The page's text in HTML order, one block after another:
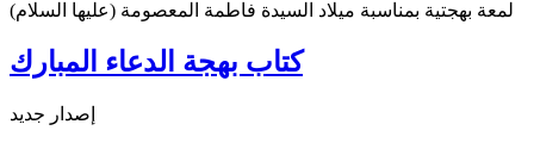
لمعة بهجتية بمناسبة ميلاد السيدة فاطمة المعصومة (عليها السلام)
كتاب بهجة الدعاء المبارك
إصدار جديد